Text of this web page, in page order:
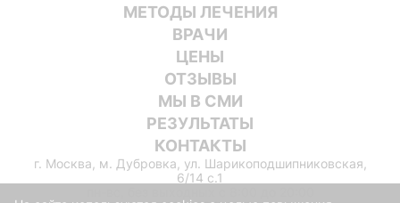
МЕТОДЫ ЛЕЧЕНИЯ
ВРАЧИ
ЦЕНЫ
ОТЗЫВЫ
МЫ В СМИ
РЕЗУЛЬТАТЫ
КОНТАКТЫ
г. Москва, м. Дубровка, ул. Шарикоподшипниковская,
6/14 с.1